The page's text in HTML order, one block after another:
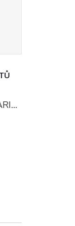
Dámské rifle LEE L301FRFH MARION STRAIGHT RINSE